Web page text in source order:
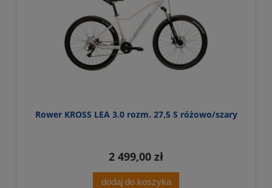
Rower KROSS LEA 3.0 rozm. 27,5 S różowo/szary
2 499,00 zł
dodaj do koszyka